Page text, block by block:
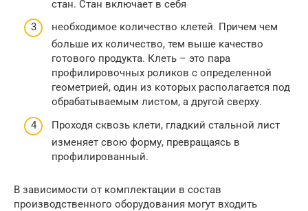
стан. Стан включает в себя
необходимое количество клетей. Причем чем
больше их количество, тем выше качество
готового продукта. Клеть – это пара
профилировочных роликов с определенной
геометрией, один из которых располагается под
обрабатываемым листом, а другой сверху.
Проходя сквозь клети, гладкий стальной лист
изменяет свою форму, превращаясь в
профилированный.
В зависимости от комплектации в состав
производственного оборудования могут входить